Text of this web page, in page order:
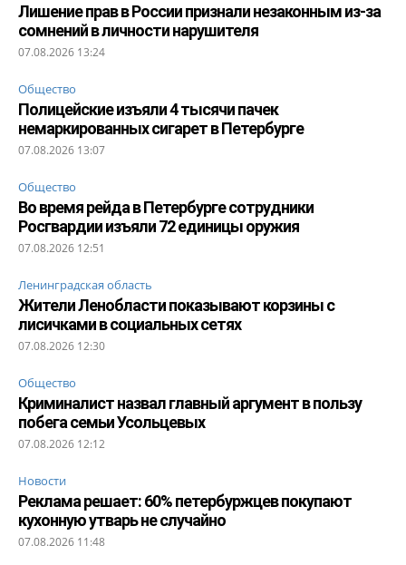
Лишение прав в России признали незаконным из-за
сомнений в личности нарушителя
07.08.2026 13:24
Общество
Полицейские изъяли 4 тысячи пачек
немаркированных сигарет в Петербурге
07.08.2026 13:07
Общество
Во время рейда в Петербурге сотрудники
Росгвардии изъяли 72 единицы оружия
07.08.2026 12:51
Ленинградская область
Жители Ленобласти показывают корзины с
лисичками в социальных сетях
07.08.2026 12:30
Общество
Криминалист назвал главный аргумент в пользу
побега семьи Усольцевых
07.08.2026 12:12
Новости
Реклама решает: 60% петербуржцев покупают
кухонную утварь не случайно
07.08.2026 11:48